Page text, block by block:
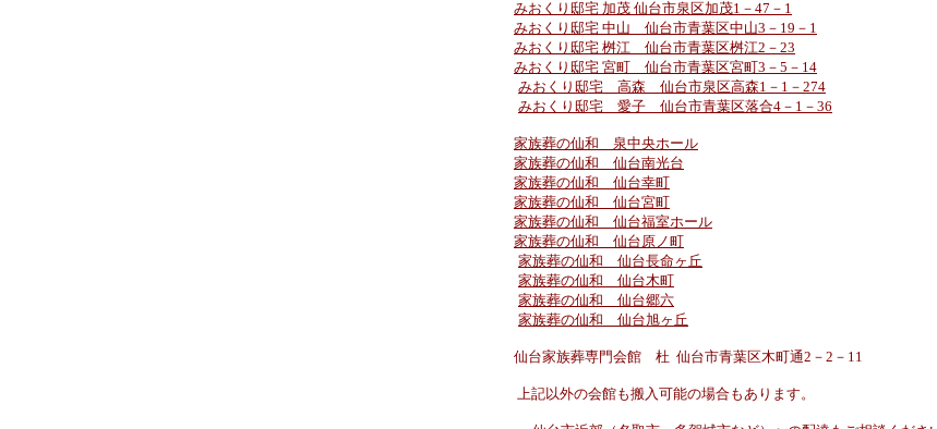
みおくり邸宅 加茂 仙台市泉区加茂1－47－1
みおくり邸宅 中山 仙台市青葉区中山3－19－1
みおくり邸宅 桝江 仙台市青葉区桝江2－23
みおくり邸宅 宮町 仙台市青葉区宮町3－5－14
みおくり邸宅 高森 仙台市泉区高森1－1－274
みおくり邸宅 愛子 仙台市青葉区落合4－1－36
家族葬の仙和 泉中央ホール
家族葬の仙和 仙台南光台
家族葬の仙和 仙台幸町
家族葬の仙和 仙台宮町
家族葬の仙和 仙台福室ホール
家族葬の仙和 仙台原ノ町
家族葬の仙和 仙台長命ヶ丘
家族葬の仙和 仙台木町
家族葬の仙和 仙台郷六
家族葬の仙和 仙台旭ヶ丘
仙台家族葬専門会館 杜 仙台市青葉区木町通2－2－11
上記以外の会館も搬入可能の場合もあります。